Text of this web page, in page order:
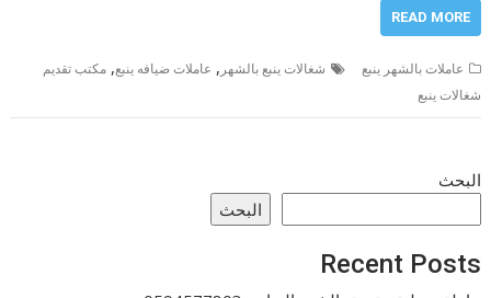
READ MORE
عاملات بالشهر ينبع شغالات ينبع بالشهر , عاملات ضيافه ينبع,مكتب تقديم
شغالات ينبع
البحث
البحث
Recent Posts